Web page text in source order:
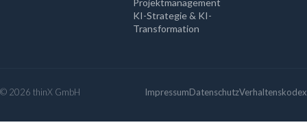
Projektmanagement
KI-Strategie & KI-
Transformation
© 2026 thinX GmbH ImpressumDatenschutzVerhaltenskodex